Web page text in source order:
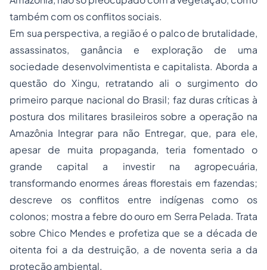
também com os conflitos sociais.
Em sua perspectiva, a região é o palco de brutalidade,
assassinatos, ganância e exploração de uma
sociedade desenvolvimentista e capitalista. Aborda a
questão do Xingu, retratando ali o surgimento do
primeiro parque nacional do Brasil; faz duras críticas à
postura dos militares brasileiros sobre a operação na
Amazônia Integrar para não Entregar, que, para ele,
apesar de muita propaganda, teria fomentado o
grande capital a investir na agropecuária,
transformando enormes áreas florestais em fazendas;
descreve os conflitos entre indígenas como os
colonos; mostra a febre do ouro em Serra Pelada. Trata
sobre Chico Mendes e profetiza que se a década de
oitenta foi a da destruição, a de noventa seria a da
proteção ambiental.